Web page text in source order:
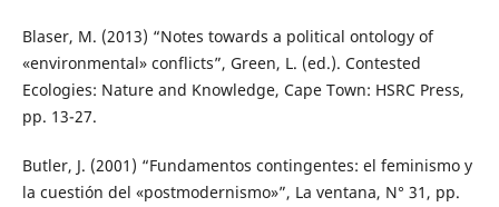
Blaser, M. (2013) “Notes towards a political ontology of
«environmental» conflicts”, Green, L. (ed.). Contested
Ecologies: Nature and Knowledge, Cape Town: HSRC Press,
pp. 13-27.
Butler, J. (2001) “Fundamentos contingentes: el feminismo y
la cuestión del «postmodernismo»”, La ventana, N° 31, pp.